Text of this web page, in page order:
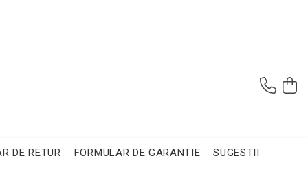
DE RETUR FORMULAR DE GARANTIE SUGESTII